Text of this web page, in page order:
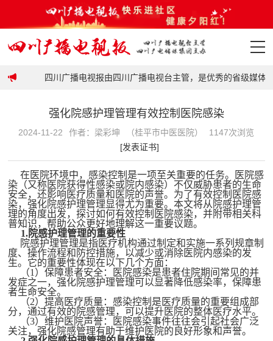
政策
地市
科普
视频
报纸
理事
四川广播电视报由四川广播电视台主管，是优秀的省级媒体
强化院感护理管理有效控制医院感染
2024-11-22 作者：梁彩坤 （桂平市中医医院）
1147次浏览
[发表证书]
在医院环境中，感染控制是一项至关重要的任务。医院感
染（又称医院获得性感染或院内感染）不仅威胁患者的生命
安全，还影响医疗质量和医院的声誉。为了有效控制医院感
染，强化院感护理管理显得尤为重要。本文将从院感护理管
理的角度出发，探讨如何有效控制医院感染，并附带相关科
普知识，帮助公众更好地理解这一重要议题。
1.院感护理管理的重要性
院感护理管理是指医疗机构通过制定和实施一系列规章制
度、操作流程和防控措施，以减少或消除医院内感染的发
生。它的重要性体现在以下几个方面：
（1）保障患者安全：医院感染是患者住院期间常见的并
发症之一，强化院感护理管理可以显著降低感染率，保障患
者生命安全。
（2）提高医疗质量：感染控制是医疗质量的重要组成部
分，通过有效的院感管理，可以提升医院的整体医疗水平。
（3）维护医院声誉：医院感染事件往往会引起社会广泛
关注，强化院感管理有助于维护医院的良好形象和声誉。